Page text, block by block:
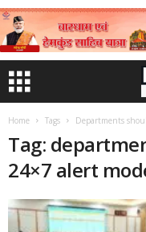
Home Tags Departments
Tag:
24×7 alert